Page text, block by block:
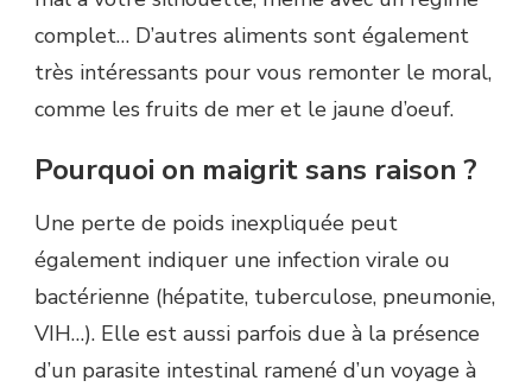
complet… D’autres aliments sont également
très intéressants pour vous remonter le moral,
comme les fruits de mer et le jaune d’oeuf.
Pourquoi on maigrit sans raison ?
Une perte de poids inexpliquée peut
également indiquer une infection virale ou
bactérienne (hépatite, tuberculose, pneumonie,
VIH…). Elle est aussi parfois due à la présence
d’un parasite intestinal ramené d’un voyage à